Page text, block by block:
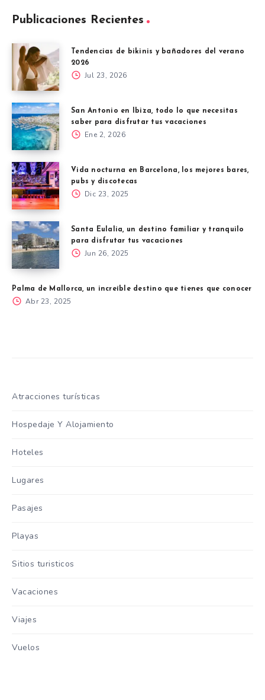
Publicaciones Recientes
Tendencias de bikinis y bañadores del verano
2026
Jul 23, 2026
San Antonio en Ibiza, todo lo que necesitas
saber para disfrutar tus vacaciones
Ene 2, 2026
Vida nocturna en Barcelona, los mejores bares,
pubs y discotecas
Dic 23, 2025
Santa Eulalia, un destino familiar y tranquilo
para disfrutar tus vacaciones
Jun 26, 2025
Palma de Mallorca, un increíble destino que tienes que conocer
Abr 23, 2025
Atracciones turísticas
Hospedaje Y Alojamiento
Hoteles
Lugares
Pasajes
Playas
Sitios turisticos
Vacaciones
Viajes
Vuelos